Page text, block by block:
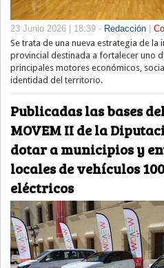
23 Junio 2026 | 18:39 - Redacción |
Se trata de una nueva estrategia de la
provincial destinada a fortalecer uno
principales motores económicos,
identidad del territorio.
Publicadas las bases
MOVEM II de la
dotar a municipios y
locales de vehículos
eléctricos